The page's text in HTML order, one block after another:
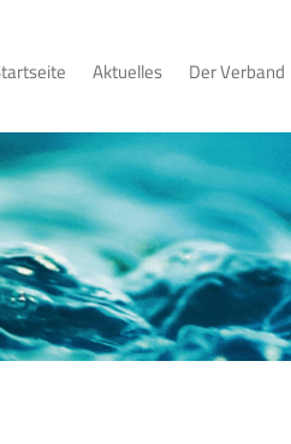
Aktuelles Der Verband